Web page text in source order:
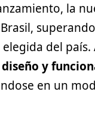
la
del país.
y
en un